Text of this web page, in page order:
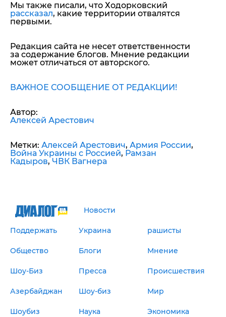
Мы также писали, что Ходорковский
рассказал, какие территории отвалятся
первыми.
Редакция сайта не несет ответственности
за содержание блогов. Мнение редакции
может отличаться от авторского.
ВАЖНОЕ СООБЩЕНИЕ ОТ РЕДАКЦИИ!
Автор:
Алексей Арестович
Метки: Алексей Арестович, Армия России,
Война Украины с Россией, Рамзан
Кадыров, ЧВК Вагнера
Новости
Поддержать Украина рашисты
Общество Блоги Мнение
Шоу-Биз Пресса Происшествия
Азербайджан Шоу-биз Мир
Шоубиз Наука Экономика